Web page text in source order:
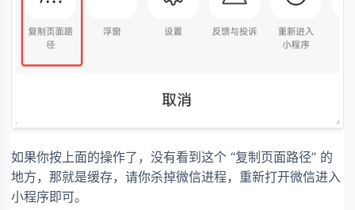
如果你按上面的操作了，没有看到这个 “复制页面路径” 的
地方，那就是缓存，请你杀掉微信进程，重新打开微信进入
小程序即可。